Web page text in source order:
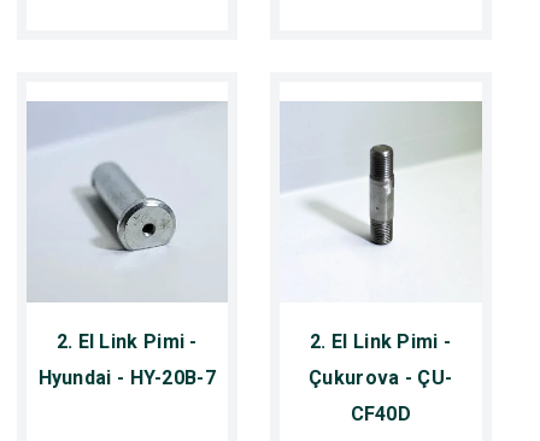
2. El Link Pimi -
Hyundai - HY-20B-7
2. El Link Pimi -
Çukurova - ÇU-
CF40D